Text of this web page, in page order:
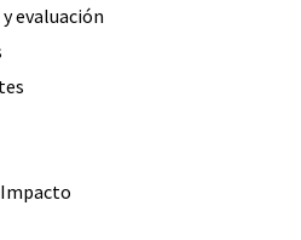
evaluación
Impacto